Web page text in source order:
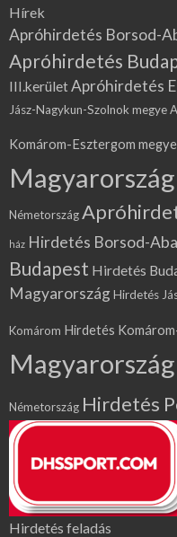
Hírek
Apróhirdetés Borsod-
Apróhirdetés
III.kerületApróhirdetés
Jász-Nagykun-Szolnok megye
Komárom-Esztergom megye
Magyarország
Németország
ház Hirdetés Borsod-
Budapest Hirdetés
MagyarországHirdetés
Komárom Hirdetés
Magyarország
Németország Hirdetés
Hirdetés feladás